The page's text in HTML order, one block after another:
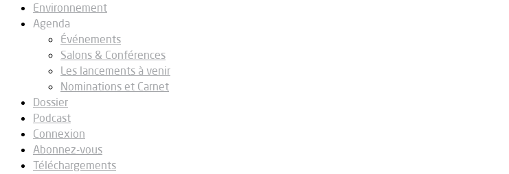
Environnement
Agenda
Événements
Salons & Conférences
Les lancements à venir
Nominations et Carnet
Dossier
Podcast
Connexion
Abonnez-vous
Téléchargements